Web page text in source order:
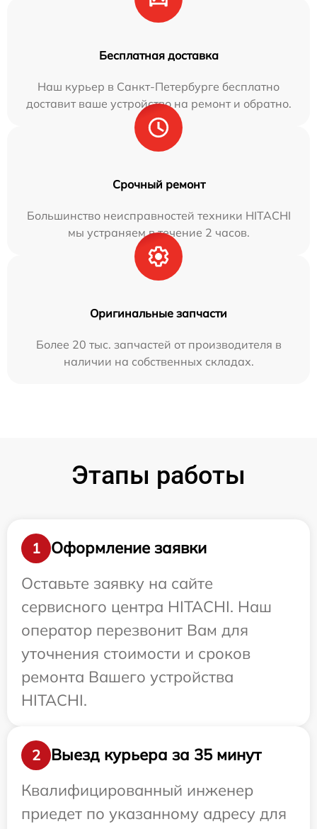
Бесплатная доставка
Наш курьер в Санкт-Петербурге бесплатно
доставит ваше устройство на ремонт и обратно.
Срочный ремонт
Большинство неисправностей техники HITACHI
мы устраняем в течение 2 часов.
Оригинальные запчасти
Более 20 тыс. запчастей от производителя в
наличии на собственных складах.
Этапы работы
1
Оформление заявки
Оставьте заявку на сайте
сервисного центра HITACHI. Наш
оператор перезвонит Вам для
уточнения стоимости и сроков
ремонта Вашего устройства
HITACHI.
2
Выезд курьера за 35 минут
Квалифицированный инженер
приедет по указанному адресу для